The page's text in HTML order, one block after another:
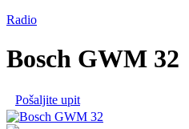
Radio
Bosch GWM 32
Pošaljite upit